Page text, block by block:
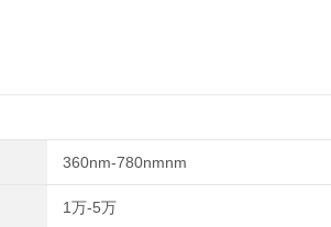
360nm-780nmnm
1万-5万